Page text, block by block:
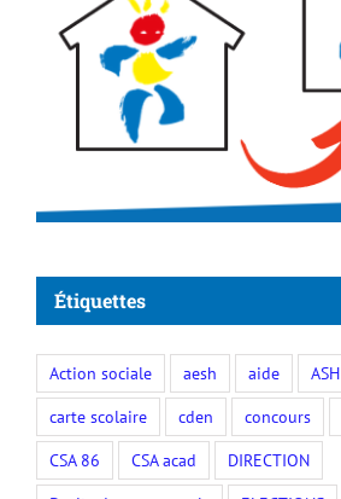
Étiquettes
Action sociale aesh aide ASH
carte scolaire
cden concours
CSA 86
CSA acad
DIRECTION